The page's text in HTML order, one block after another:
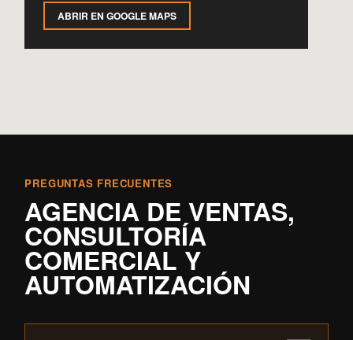
ABRIR EN GOOGLE MAPS
PREGUNTAS FRECUENTES
AGENCIA DE VENTAS,
CONSULTORÍA
COMERCIAL Y
AUTOMATIZACIÓN